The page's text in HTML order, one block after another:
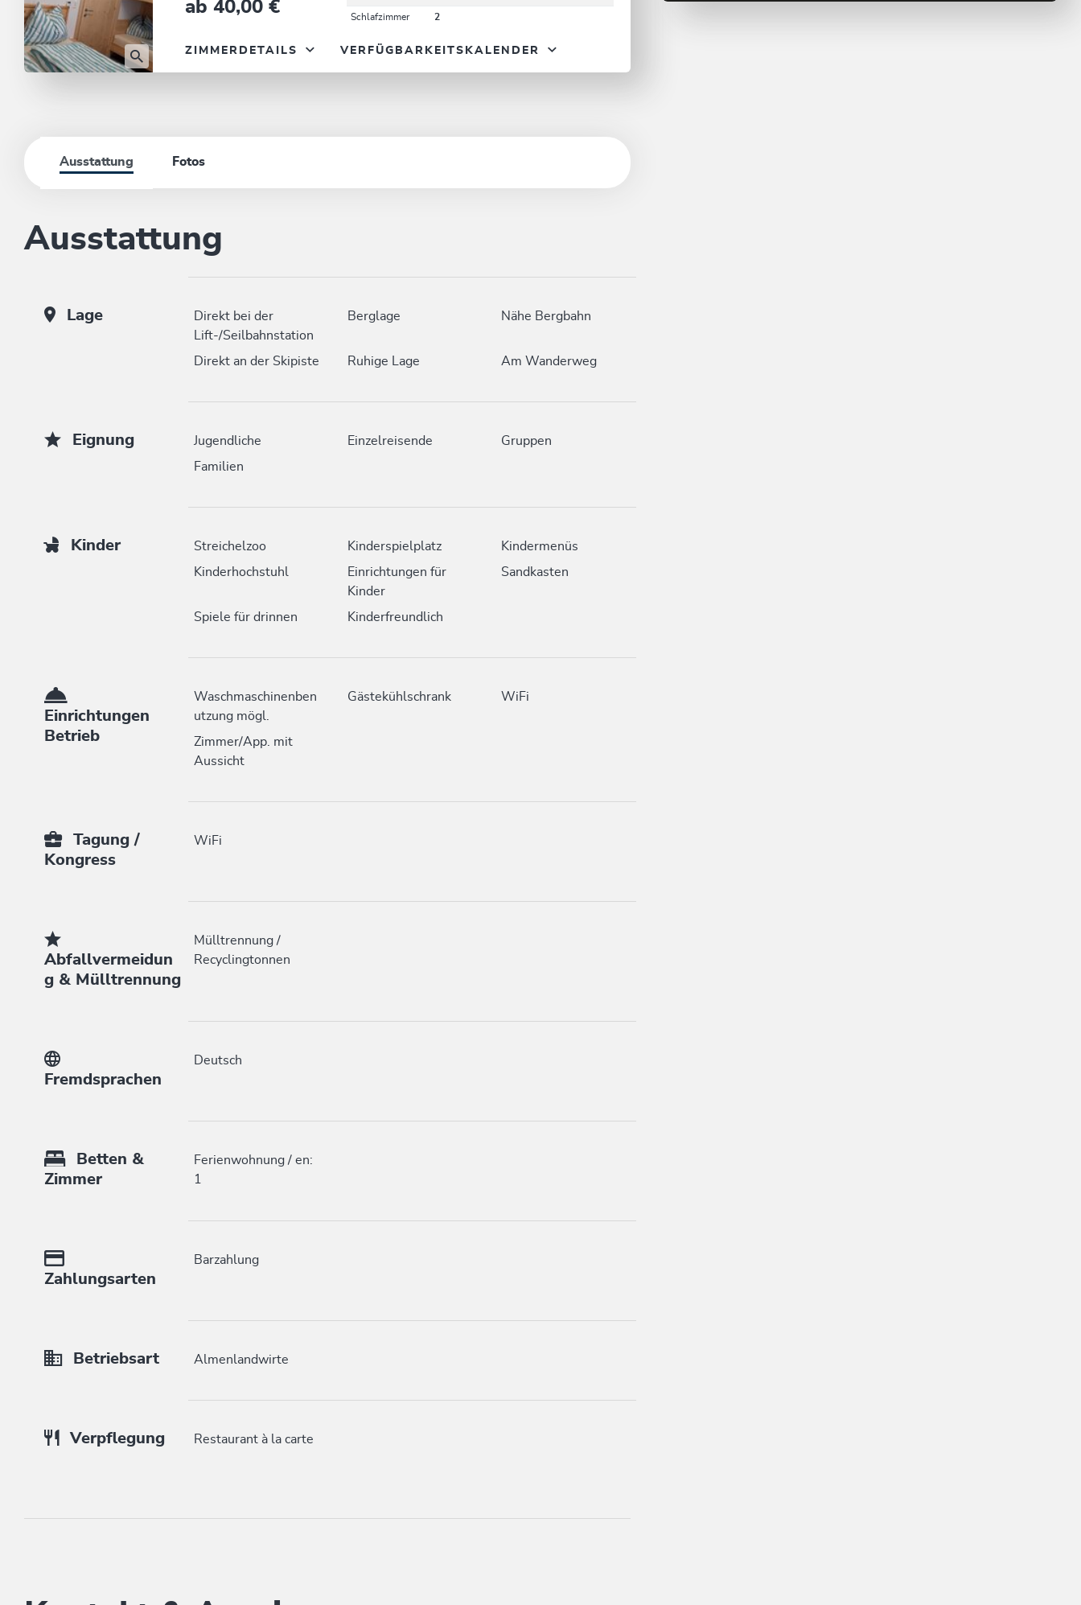
ab 40,00 € Schlafzimmer 2
ZIMMERDETAILS VERFÜGBARKEITSKALENDER
Ausstattung Fotos
Ausstattung
Lage
Direkt bei der
Lift-/Seilbahnstation
Berglage Nähe Bergbahn
Direkt an der Skipiste Ruhige Lage Am Wanderweg
Eignung Jugendliche Einzelreisende
Gruppen
Familien
Kinder Streichelzoo Kinderspielplatz
Kindermenüs
Kinderhochstuhl
Einrichtungen für
Kinder
Sandkasten
Spiele für drinnen Kinderfreundlich
Einrichtungen
Betrieb
Waschmaschinenben
utzung mögl.
Gästekühlschrank WiFi
Zimmer/App. mit
Aussicht
Tagung /
Kongress
WiFi
Abfallvermeidun
g & Mülltrennung
Mülltrennung /
Recyclingtonnen
Fremdsprachen
Deutsch
Betten &
Zimmer
Ferienwohnung / en:
1
Zahlungsarten
Barzahlung
Betriebsart Almenlandwirte
Verpflegung Restaurant à la carte